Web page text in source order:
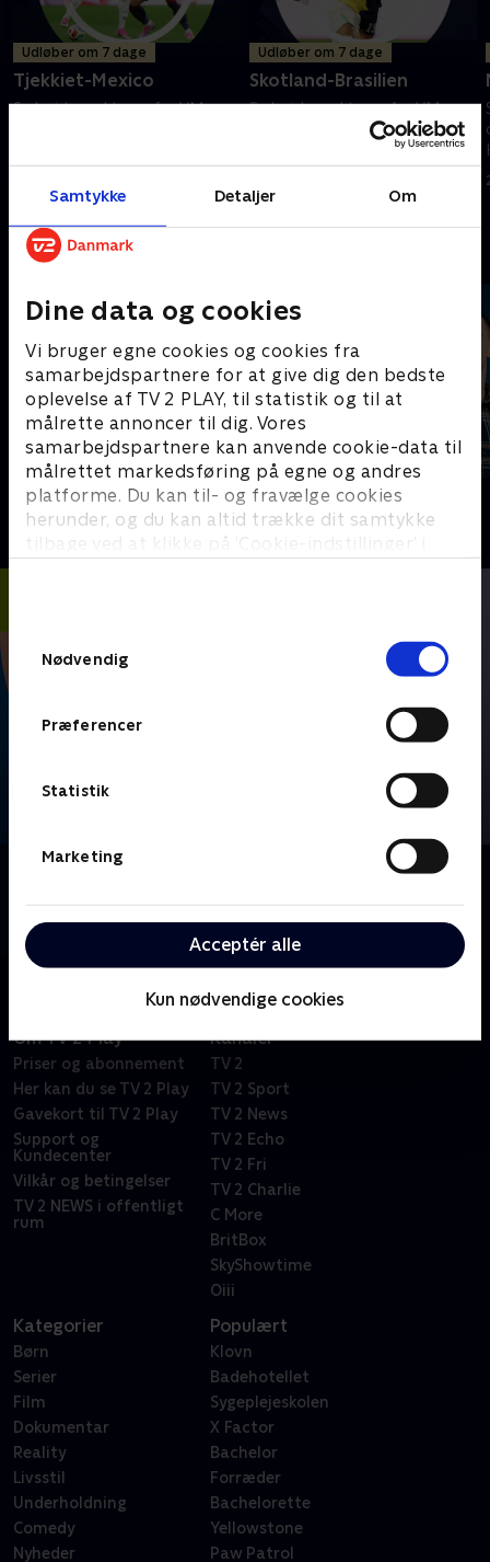
Samtykke Detaljer Om
Dine data og cookies
Vi bruger egne cookies og cookies fra
samarbejdspartnere for at give dig den bedste
oplevelse af TV 2 PLAY, til statistik og til at
målrette annoncer til dig. Vores
samarbejdspartnere kan anvende cookie-data til
målrettet markedsføring på egne og andres
platforme. Du kan til- og fravælge cookies
herunder, og du kan altid trække dit samtykke
tilbage ved at klikke på ’Cookie-indstillinger’ i
Nødvendig
Præferencer
Statistik
Marketing
Acceptér alle
Kun nødvendige cookies
Udløber om 7 dage
Tjekkiet-Mexico
Se højdepunkterne fra VM-
Udløber om 7 dage
Skotland-Brasilien
Se højdepunkterne fra VM-
opgøret mellem Skotland og
Andre så også
Sport Fokus
Sport
PLAYER
Fodbold
Mexico, USA og Canada.
Om TV 2 Play
Priser og abonnement
Her kan du se TV 2 Play
Gavekort til TV 2 Play
Support og
Kundecenter
Vilkår og betingelser
TV 2 NEWS i offentligt
rum
Kanaler
TV 2
TV 2 Sport
TV 2 News
TV 2 Echo
TV 2 Fri
TV 2 Charlie
C More
BritBox
SkyShowtime
Oiii
Kategorier
Børn
Serier
Film
Dokumentar
Reality
Livsstil
Underholdning
Comedy
Nyheder
Populært
Klovn
Badehotellet
Sygeplejeskolen
X Factor
Bachelor
Forræder
Bachelorette
Yellowstone
Paw Patrol